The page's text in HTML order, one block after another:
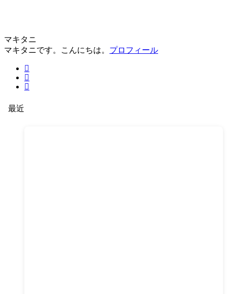
マキタニ
マキタニです。こんにちは。 プロフィール
最近